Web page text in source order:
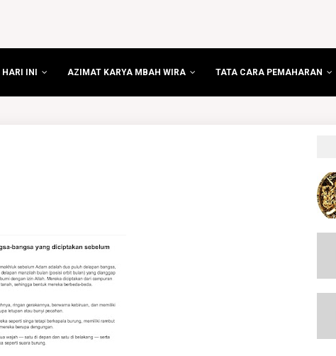
INI AZIMAT KARYA MBAH WIRA TATA CARA PEMAHARAN